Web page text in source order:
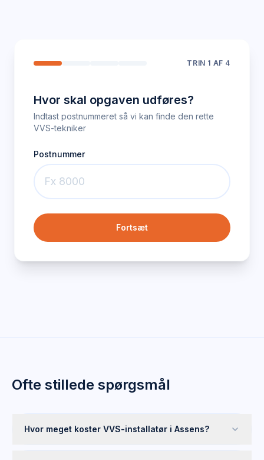
TRIN 1 AF 4
Hvor skal opgaven udføres?
Indtast postnummeret så vi kan finde den rette
VVS-tekniker
Postnummer
Fortsæt
Ofte stillede spørgsmål
Hvor meget koster VVS-installatør i Assens?